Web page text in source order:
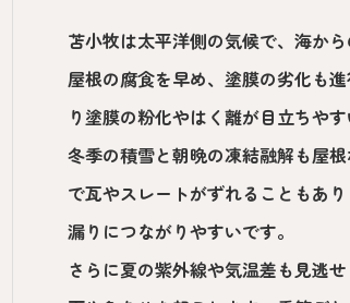
苫小牧は太平洋側の気候で、海か
屋根の腐食を早め、塗膜の劣化も
り塗膜の粉化やはく離が目立ちやす
冬季の積雪と朝晩の凍結融解も屋
で瓦やスレートがずれることもあ
漏りにつながりやすいです。
さらに夏の紫外線や気温差も見逃